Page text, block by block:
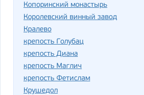
Копоринский монастырь
Королевский винный завод
Кралево
крепость Голубац
крепость Диана
крепость Маглич
крепость Фетислам
Крушедол